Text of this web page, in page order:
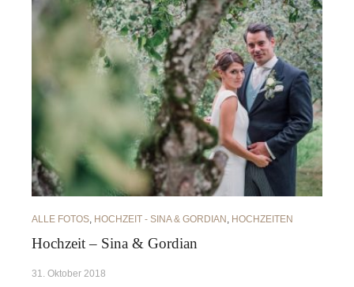
ALLE FOTOS, HOCHZEIT - SINA & GORDIAN , HOCHZEITEN
Hochzeit – Sina & Gordian
31. Oktober 2018